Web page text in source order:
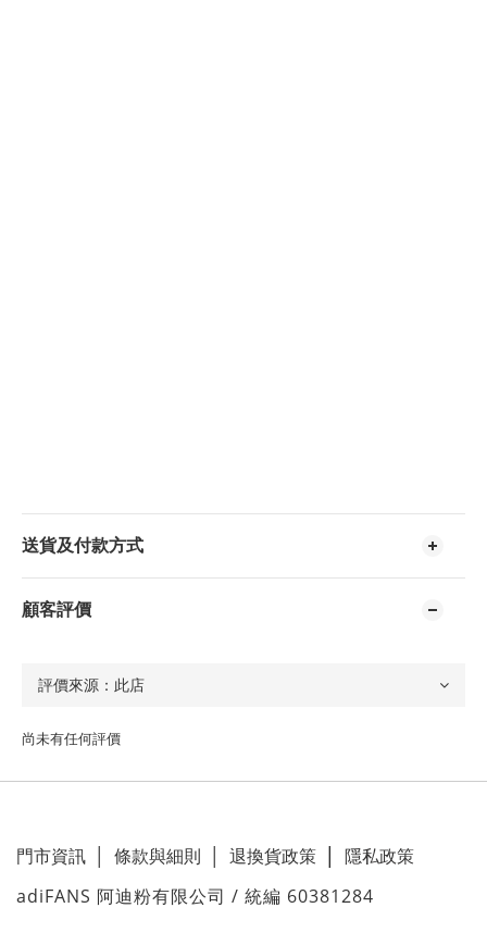
送貨及付款方式
顧客評價
尚未有任何評價
門市資訊 條款與細則 退換貨政策 隱私政策
adiFANS 阿迪粉有限公司 / 統編 60381284